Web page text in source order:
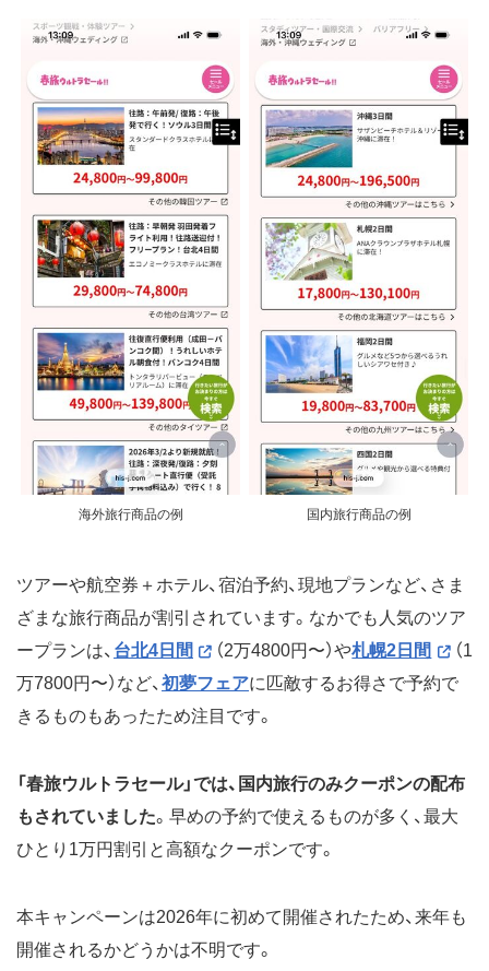
海外旅行商品の例 国内旅行商品の例
ツアーや航空券＋ホテル、宿泊予約、現地プランなど、さま
ざまな旅行商品が割引されています。なかでも人気のツア
ープランは、 台北4日間 （2万4800円〜）や札幌2日間
（1
万7800円〜）など、 初夢フェアに匹敵するお得さで予約で
きるものもあったため注目です。
「春旅ウルトラセール」では、国内旅行のみクーポンの配布
もされていました。早めの予約で使えるものが多く、最大
ひとり1万円割引と高額なクーポンです。
本キャンペーンは2026年に初めて開催されたため、来年も
開催されるかどうかは不明です。